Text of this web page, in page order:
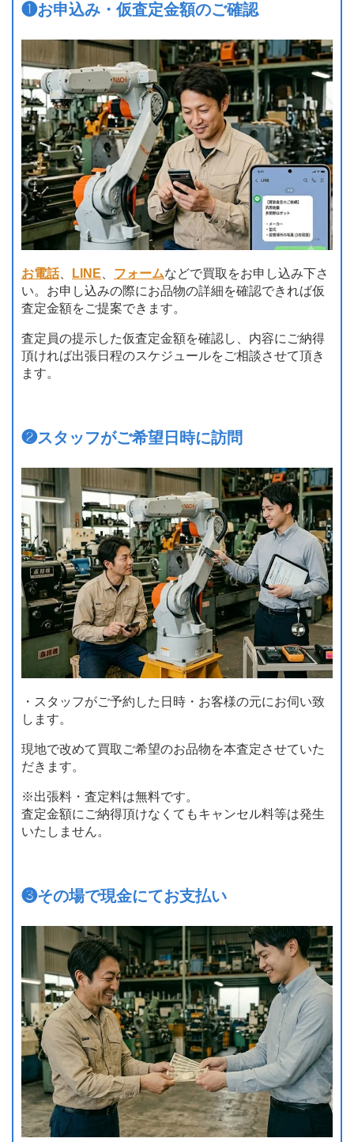
❶お申込み・仮査定金額のご確認
お電話、 LINE フォームなどで買取をお申し込み下さ
い。お申し込みの際にお品物の詳細を確認できれば仮
査定金額をご提案できます。
査定員の提示した仮査定金額を確認し、内容にご納得
頂ければ出張日程のスケジュールをご相談させて頂き
ます。
❷スタッフがご希望日時に訪問
・スタッフがご予約した日時・お客様の元にお伺い致
します。
現地で改めて買取ご希望のお品物を本査定させていた
だきます。
※出張料・査定料は無料です。
査定金額にご納得頂けなくてもキャンセル料等は発生
いたしません。
❸その場で現金にてお支払い